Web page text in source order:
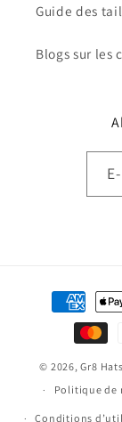
Guide des
Blogs sur les
Moyens
paiement
© 2026,Gr8 Hats
Politique de
Conditions